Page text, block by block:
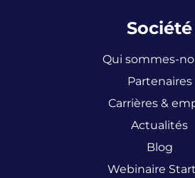
Société
Qui sommes-
Partenaires
Carrières &
Actualités
Blog
Webinaire